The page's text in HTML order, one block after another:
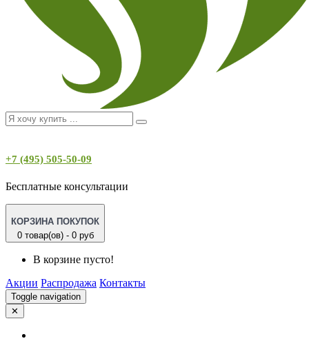
+7 (495) 505-50-09
Бесплатные консультации
КОРЗИНА ПОКУПОК
0 товар(ов) - 0 руб
В корзине пусто!
Акции Распродажа Контакты
Toggle navigation
✕